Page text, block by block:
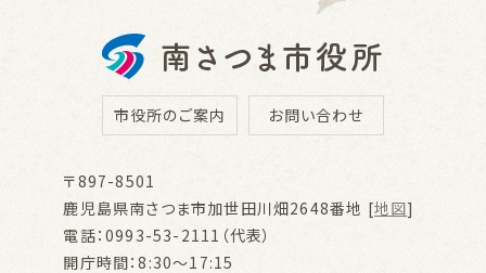
市役所のご案内 お問い合わせ
〒897-8501
鹿児島県南さつま市加世田川畑2648番地 [地図]
電話：0993-53-2111（代表）
開庁時間：8:30～17:15